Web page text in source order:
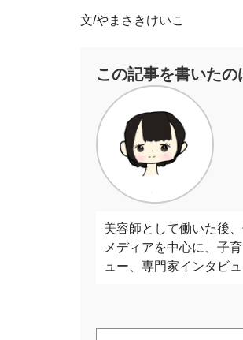
文/やまさきけいこ
この記事を書いたの
美容師として働いた後
メディアを中心に、子
ュー、専門家インタビ